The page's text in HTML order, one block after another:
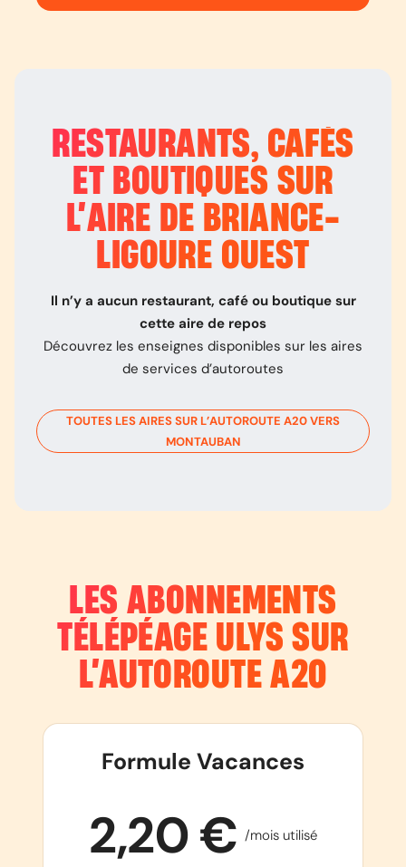
RESTAURANTS, CAFÉS
ET BOUTIQUES SUR
L’AIRE DE BRIANCE-
LIGOURE OUEST
Il n’y a aucun restaurant, café ou boutique sur
cette aire de repos
Découvrez les enseignes disponibles sur les aires
de services d’autoroutes
TOUTES LES AIRES SUR L’AUTOROUTE A20VERS
MONTAUBAN
LES ABONNEMENTS
TÉLÉPÉAGE ULYS SUR
L’AUTOROUTEA20
Formule Vacances
2,20 € /mois utilisé